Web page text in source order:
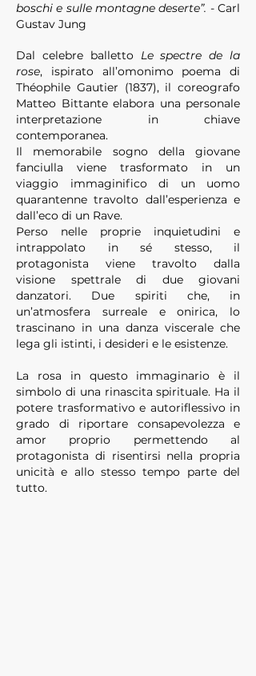
boschi e sulle montagne deserte”. - Carl
Gustav Jung
Dal celebre balletto Le spectre de la
rose, ispirato all’omonimo poema di
Théophile Gautier (1837), il coreografo
Matteo Bittante elabora una personale
interpretazione in chiave
contemporanea.
Il memorabile sogno della giovane
fanciulla viene trasformato in un
viaggio immaginifico di un uomo
quarantenne travolto dall’esperienza e
dall’eco di un Rave.
Perso nelle proprie inquietudini e
intrappolato in sé stesso, il
protagonista viene travolto dalla
visione spettrale di due giovani
danzatori. Due spiriti che, in
un’atmosfera surreale e onirica, lo
trascinano in una danza viscerale che
lega gli istinti, i desideri e le esistenze.
La rosa in questo immaginario è il
simbolo di una rinascita spirituale. Ha il
potere trasformativo e autoriflessivo in
grado di riportare consapevolezza e
amor proprio permettendo al
protagonista di risentirsi nella propria
unicità e allo stesso tempo parte del
tutto.